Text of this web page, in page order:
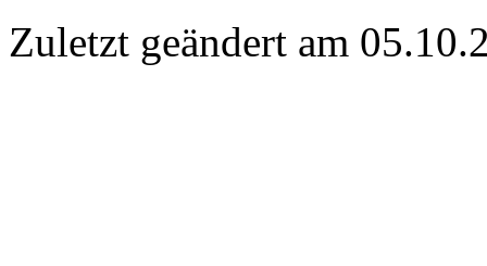
Zuletzt geändert am